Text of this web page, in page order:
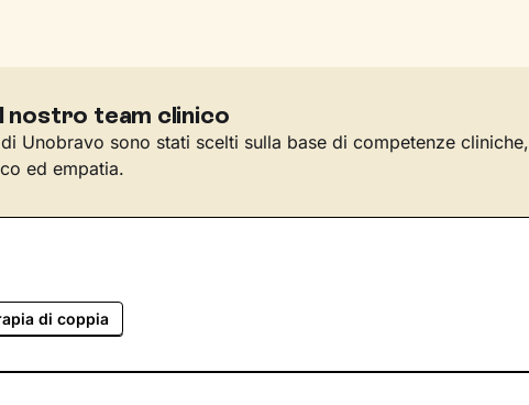
nostro team clinico
Unobravo sono stati scelti sulla base di competenze cliniche,
ed empatia.
di coppia